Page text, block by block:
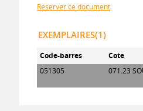
Réserver ce document
EXEMPLAIRES(1)
Code-barres Cote
051305
071.23